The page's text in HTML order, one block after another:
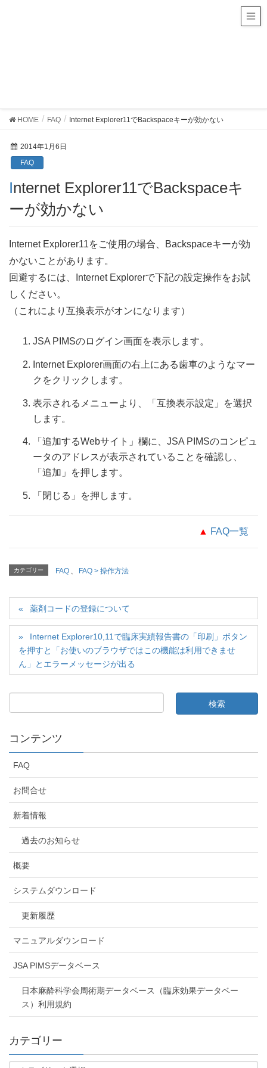
HOME FAQ Internet Explorer11でBackspaceキーが効かない
2014年1月6日
FAQ
Internet Explorer11でBackspaceキ
ーが効かない
Internet Explorer11をご使用の場合、Backspaceキーが効
かないことがあります。
回避するには、Internet Explorerで下記の設定操作をお試
しください。
（これにより互換表示がオンになります）
JSA PIMSのログイン画面を表示します。
Internet Explorer画面の右上にある歯車のようなマー
クをクリックします。
表示されるメニューより、「互換表示設定」を選択
します。
「追加するWebサイト」欄に、JSA PIMSのコンピュ
ータのアドレスが表示されていることを確認し、
「追加」を押します。
「閉じる」を押します。
▲ FAQ一覧
カテゴリー FAQ 、 FAQ > 操作方法
薬剤コードの登録について
Internet Explorer10,11で臨床実績報告書の「印刷」ボタン
を押すと「お使いのブラウザではこの機能は利用できませ
ん」とエラーメッセージが出る
コンテンツ
FAQ
お問合せ
新着情報
過去のお知らせ
概要
システムダウンロード
更新履歴
マニュアルダウンロード
JSA PIMSデータベース
日本麻酔科学会周術期データベース（臨床効果データベー
ス）利用規約
カテゴリー